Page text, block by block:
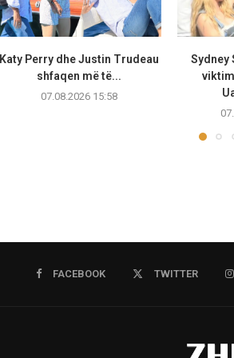
Katy Perry dhe Justin Trudeau
shfaqen më të...
07.08.2026 15:58
Sydney
FACEBOOK TWITTER